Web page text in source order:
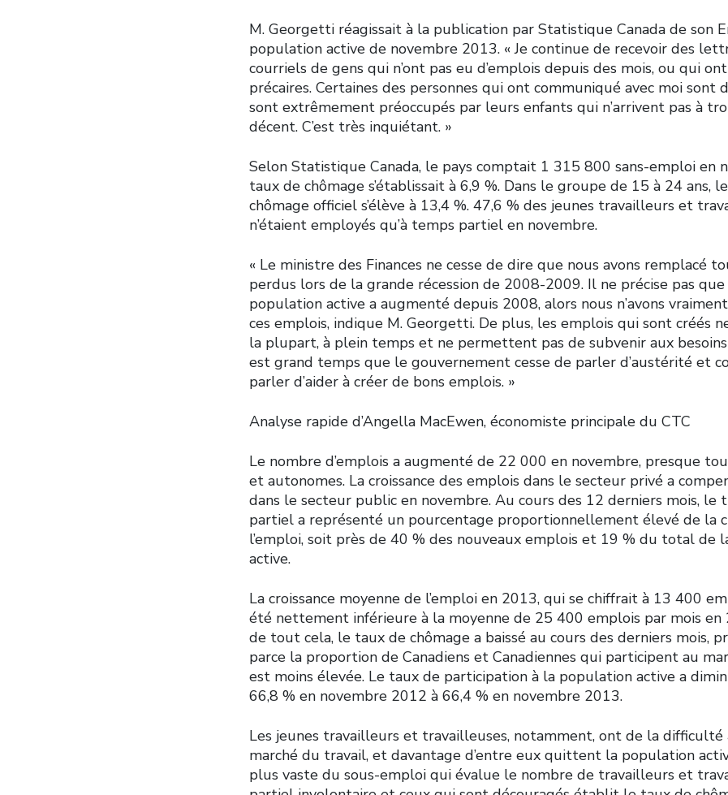
M. Georgetti réagissait à la publication par Statistique Canada de son
population active de novembre 2013. « Je continue de recevoir des
courriels de gens qui n’ont pas eu d’emplois depuis des mois, ou qui
précaires. Certaines des personnes qui ont communiqué avec moi sont
sont extrêmement préoccupés par leurs enfants qui n’arrivent pas à
décent. C’est très inquiétant. »
Selon Statistique Canada, le pays comptait 1 315 800 sans-emploi en
taux de chômage s’établissait à 6,9 %. Dans le groupe de 15 à 24 ans,
chômage officiel s’élève à 13,4 %. 47,6 % des jeunes travailleurs et
n’étaient employés qu’à temps partiel en novembre.
« Le ministre des Finances ne cesse de dire que nous avons remplacé
perdus lors de la grande récession de 2008-2009. Il ne précise pas
population active a augmenté depuis 2008, alors nous n’avons
ces emplois, indique M. Georgetti. De plus, les emplois qui sont créés
la plupart, à plein temps et ne permettent pas de subvenir aux
est grand temps que le gouvernement cesse de parler d’austérité et
parler d’aider à créer de bons emplois. »
Analyse rapide d’Angella MacEwen, économiste principale du CTC
Le nombre d’emplois a augmenté de 22 000 en novembre, presque
et autonomes. La croissance des emplois dans le secteur privé a
dans le secteur public en novembre. Au cours des 12 derniers mois, le
partiel a représenté un pourcentage proportionnellement élevé de la
l’emploi, soit près de 40 % des nouveaux emplois et 19 % du total de
active.
La croissance moyenne de l’emploi en 2013, qui se chiffrait à 13 400
été nettement inférieure à la moyenne de 25 400 emplois par mois en
de tout cela, le taux de chômage a baissé au cours des derniers mois,
parce la proportion de Canadiens et Canadiennes qui participent au
est moins élevée. Le taux de participation à la population active a
66,8 % en novembre 2012 à 66,4 % en novembre 2013.
Les jeunes travailleurs et travailleuses, notamment, ont de la
marché du travail, et davantage d’entre eux quittent la population
plus vaste du sous-emploi qui évalue le nombre de travailleurs et